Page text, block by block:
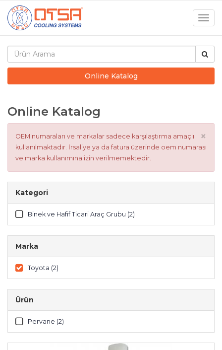
Online Katalog
Online Katalog
×
OEM numaraları ve markalar sadece karşılaştırma amaçlı
kullanılmaktadır. İrsaliye ya da fatura üzerinde oem numarası
ve marka kullanımına izin verilmemektedir.
Kategori
Binek ve Hafif Ticari Araç Grubu (2)
Marka
Toyota (2)
Ürün
Pervane (2)